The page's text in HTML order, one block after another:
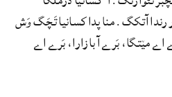
آتکگ. منا پدا کسانیا تَچَگ وَش
مێتگا، بَرے آ بازارا، بَرے اے